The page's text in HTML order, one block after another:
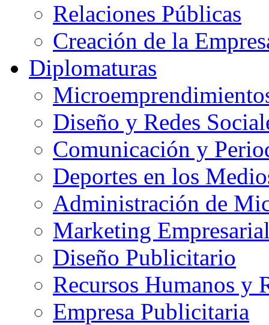
Relaciones Públicas
Creación de la
Diplomaturas
Diseño y Redes
Comunicación y
Deportes en los
Administración de
Marketing
Diseño Publicitario
Recursos Humanos y
Empresa Publicitaria